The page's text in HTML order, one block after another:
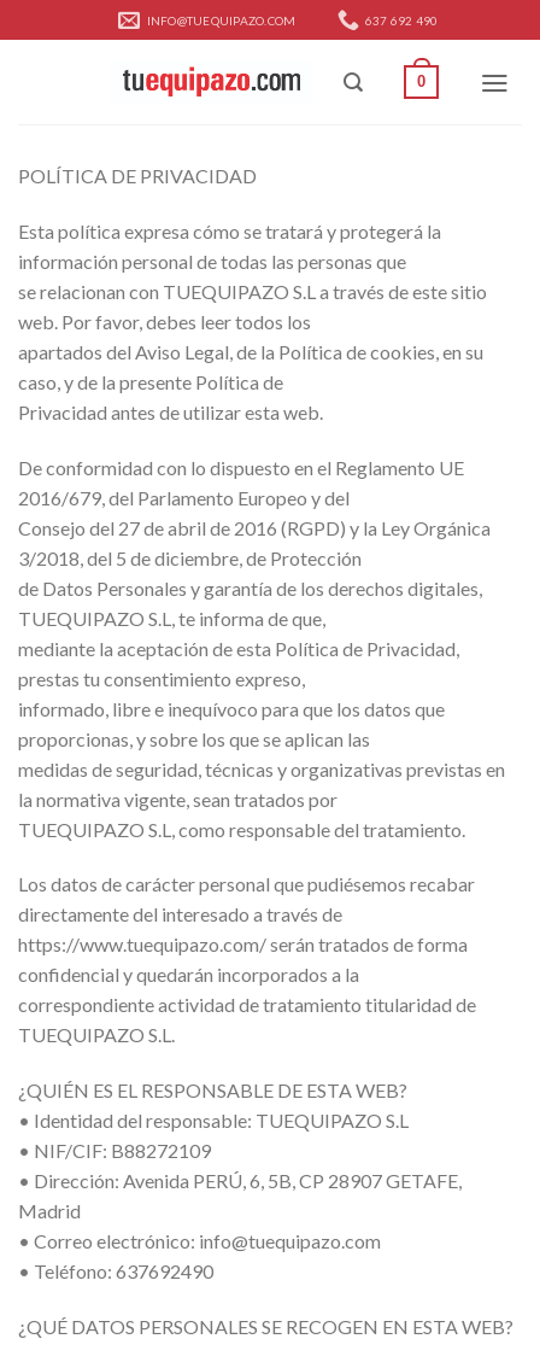
to
INFO@TUEQUIPAZO.COM 637 692 490
0
POLÍTICA DE PRIVACIDAD
Esta política expresa cómo se tratará y protegerá la
información personal de todas las personas que
se relacionan con TUEQUIPAZO S.L a través de este sitio
web. Por favor, debes leer todos los
apartados del Aviso Legal, de la Política de cookies, en su
caso, y de la presente Política de
Privacidad antes de utilizar esta web.
De conformidad con lo dispuesto en el Reglamento UE
2016/679, del Parlamento Europeo y del
Consejo del 27 de abril de 2016 (RGPD) y la Ley Orgánica
3/2018, del 5 de diciembre, de Protección
de Datos Personales y garantía de los derechos digitales,
TUEQUIPAZO S.L, te informa de que,
mediante la aceptación de esta Política de Privacidad,
prestas tu consentimiento expreso,
informado, libre e inequívoco para que los datos que
proporcionas, y sobre los que se aplican las
medidas de seguridad, técnicas y organizativas previstas en
la normativa vigente, sean tratados por
TUEQUIPAZO S.L, como responsable del tratamiento.
Los datos de carácter personal que pudiésemos recabar
directamente del interesado a través de
https://www.tuequipazo.com/ serán tratados de forma
confidencial y quedarán incorporados a la
correspondiente actividad de tratamiento titularidad de
TUEQUIPAZO S.L.
¿QUIÉN ES EL RESPONSABLE DE ESTA WEB?
• Identidad del responsable: TUEQUIPAZO S.L
• NIF/CIF: B88272109
• Dirección: Avenida PERÚ, 6, 5B, CP 28907 GETAFE,
Madrid
• Correo electrónico: info@tuequipazo.com
• Teléfono: 637692490
¿QUÉ DATOS PERSONALES SE RECOGEN EN ESTA WEB?